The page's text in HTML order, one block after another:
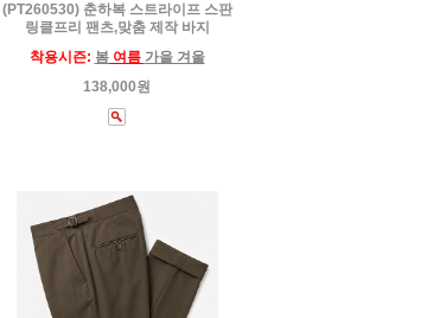
(PT260530) 춘하복 스트라이프 스판
링클프리 팬츠,맞춤 제작 바지
착용시즌: 봄여름 가을 겨울
138,000원